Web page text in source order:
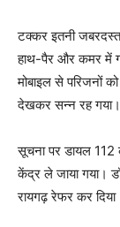
टक्कर इतनी
हाथ-पैर और कमर में
मोबाइल से परिजनों
देखकर सन्न रह गया।
सूचना पर डायल 112
केंद्र ले जाया गया।
रायगढ़ रेफर कर